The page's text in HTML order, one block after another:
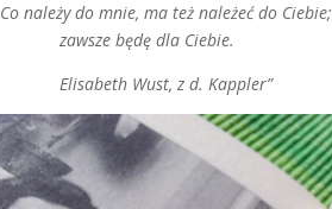
Co należy do mnie, ma też należeć do Ciebie;
zawsze będę dla Ciebie.
Elisabeth Wust, z d. Kappler”